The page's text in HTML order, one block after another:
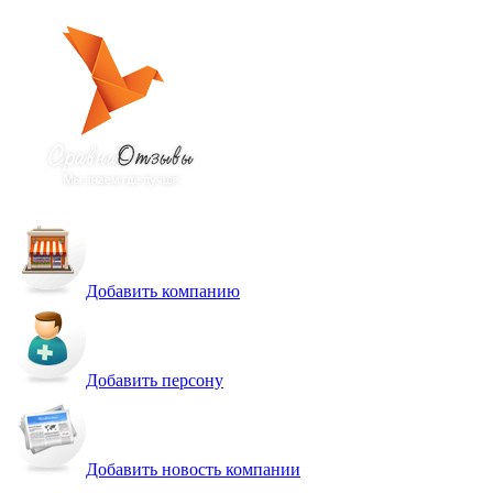
Добавить компанию
Добавить персону
Добавить новость компании